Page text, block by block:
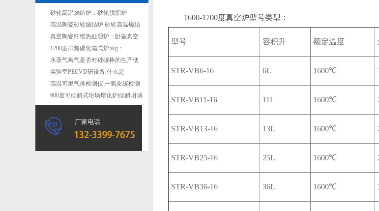
砂轮高温烧结炉：砂轮脱脂炉
高温陶瓷砂轮烧结炉:砂轮高温烧结
炉
真空陶瓷纤维热处理炉：卧室真空
气氛炉
1200度排焦碳化箱式炉5kg：
500*400*300mm
水蒸气氧气是否对硅碳棒的生产使
用有影响？
实验室PECVD研设备;什么是
PECVD?
高温可燃气体检测仪;一氧化碳检测
仪
900度可倾斜式坩埚熔化炉|倾斜坩埚
式熔炼炉
厂家电话
1600-1700度真空炉型号类型：
型号 容积升 额定温度
STR-VB6-16 6L 1600℃
STR-VB11-16 11L 1600℃
STR-VB13-16 13L 1600℃
STR-VB25-16 25L 1600℃
STR-VB36-16 36L 1600℃